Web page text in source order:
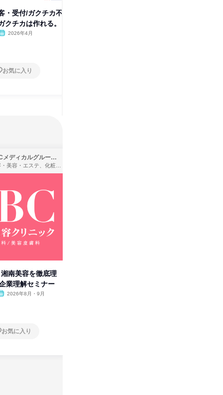
・受付/ガクチカ不
クチカは作れる。
2026年4月
お気に入り
SBCメディカルグループ株式会社
理容・美容・エステ、化粧品・理美容用品小売、医療・病院
湘南美容を徹底理
業理解セミナー
2026年8月・9月
お気に入り